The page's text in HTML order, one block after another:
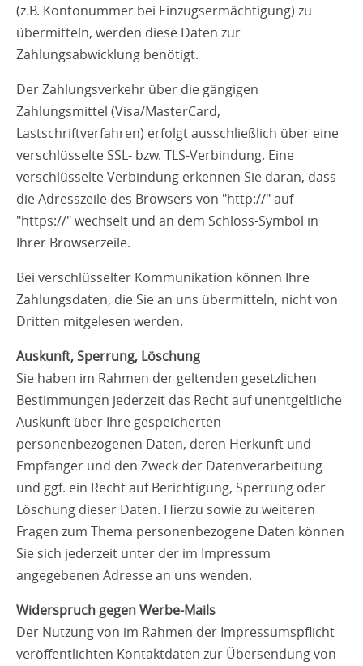
(z.B. Kontonummer bei Einzugsermächtigung) zu
übermitteln, werden diese Daten zur
Zahlungsabwicklung benötigt.
Der Zahlungsverkehr über die gängigen
Zahlungsmittel (Visa/MasterCard,
Lastschriftverfahren) erfolgt ausschließlich über eine
verschlüsselte SSL- bzw. TLS-Verbindung. Eine
verschlüsselte Verbindung erkennen Sie daran, dass
die Adresszeile des Browsers von "http://" auf
"https://" wechselt und an dem Schloss-Symbol in
Ihrer Browserzeile.
Bei verschlüsselter Kommunikation können Ihre
Zahlungsdaten, die Sie an uns übermitteln, nicht von
Dritten mitgelesen werden.
Auskunft, Sperrung, Löschung
Sie haben im Rahmen der geltenden gesetzlichen
Bestimmungen jederzeit das Recht auf unentgeltliche
Auskunft über Ihre gespeicherten
personenbezogenen Daten, deren Herkunft und
Empfänger und den Zweck der Datenverarbeitung
und ggf. ein Recht auf Berichtigung, Sperrung oder
Löschung dieser Daten. Hierzu sowie zu weiteren
Fragen zum Thema personenbezogene Daten können
Sie sich jederzeit unter der im Impressum
angegebenen Adresse an uns wenden.
Widerspruch gegen Werbe-Mails
Der Nutzung von im Rahmen der Impressumspflicht
veröffentlichten Kontaktdaten zur Übersendung von